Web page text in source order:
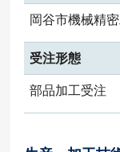
岡谷市機械精
受注形態
部品加工受注